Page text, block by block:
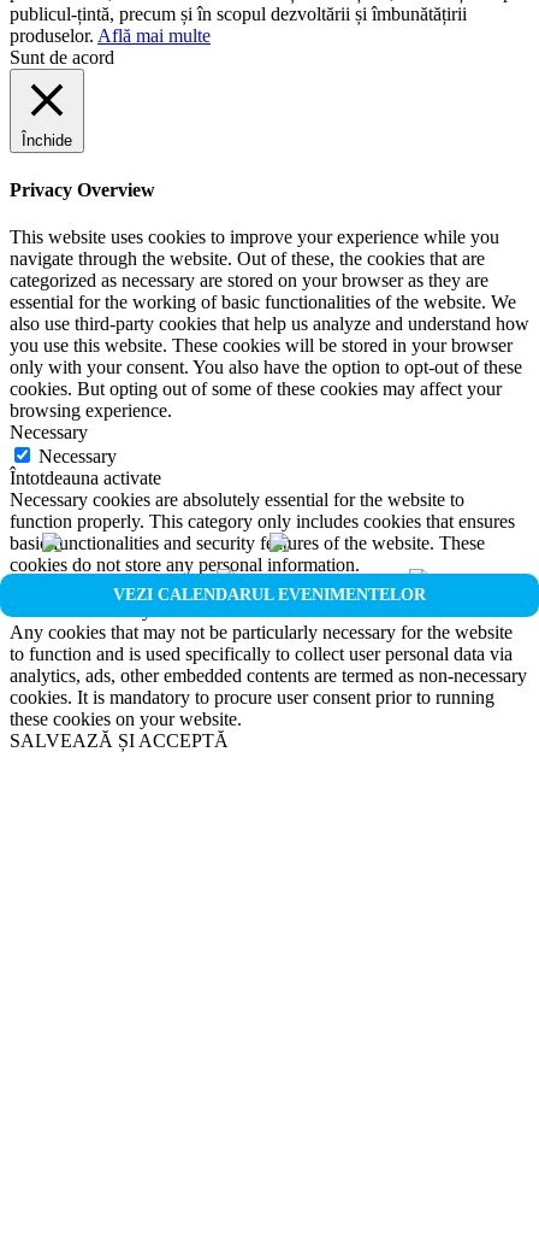
VEZI CALENDARUL EVENIMENTELOR
publicul-țintă, precum și în scopul dezvoltării și îmbunătățirii
produselor. Află mai multe
Sunt de acord
Închide
Privacy Overview
This website uses cookies to improve your experience while you
navigate through the website. Out of these, the cookies that are
categorized as necessary are stored on your browser as they are
essential for the working of basic functionalities of the website. We
also use third-party cookies that help us analyze and understand how
you use this website. These cookies will be stored in your browser
only with your consent. You also have the option to opt-out of these
cookies. But opting out of some of these cookies may affect your
browsing experience.
Necessary
Necessary
Întotdeauna activate
Necessary cookies are absolutely essential for the website to
function properly. This category only includes cookies that ensures
basic functionalities and security features of the website. These
cookies do not store any personal information.
Non-necessary
Any cookies that may not be particularly necessary for the website
to function and is used specifically to collect user personal data via
analytics, ads, other embedded contents are termed as non-necessary
cookies. It is mandatory to procure user consent prior to running
these cookies on your website.
SALVEAZĂ ȘI ACCEPTĂ